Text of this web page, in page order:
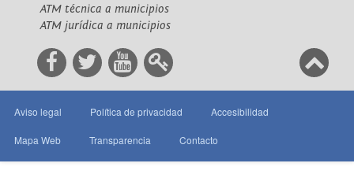
ATM técnica a municipios
ATM jurídica a municipios
Aviso legal Política de privacidad Accesibilidad
Mapa Web Transparencia Contacto